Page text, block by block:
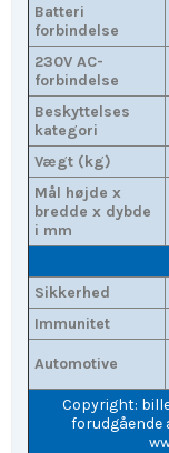
Batteri
forbindelse
230V AC-
forbindelse
Beskyttelses
kategori
Vægt (kg)
Mål højde x
bredde x dybde
i mm
Sikkerhed
Immunitet
Automotive
Copyright:
forudgående